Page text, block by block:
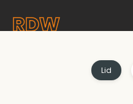
RDW
Lid